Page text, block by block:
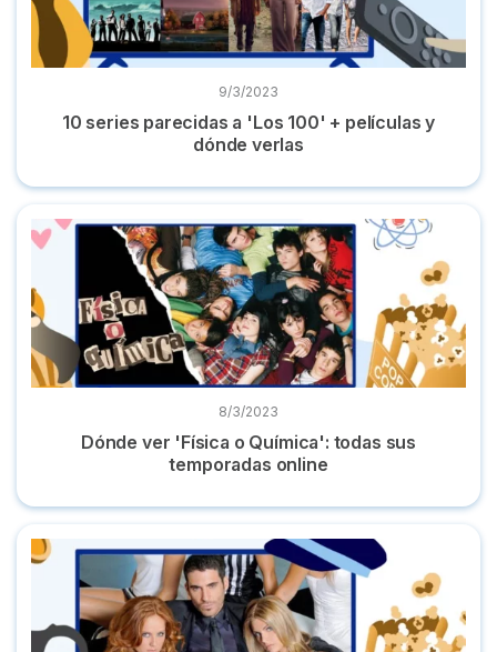
9/3/2023
10 series parecidas a 'Los 100' + películas y
dónde verlas
Dónde ver 'Física o Química': todas sus temporadas online
8/3/2023
Dónde ver 'Física o Química': todas sus
temporadas online
Dónde ver 'Sin tetas no hay paraíso' completa y online